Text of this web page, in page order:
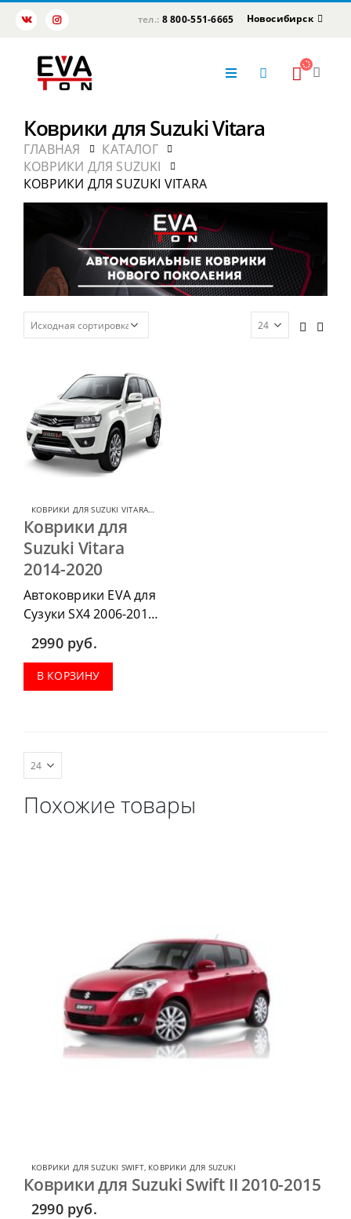
тел.: 8 800-551-6665 Новосибирск
Коврики для Suzuki Vitara
ГЛАВНАЯ
КАТАЛОГ
КОВРИКИ ДЛЯ SUZUKI
КОВРИКИ ДЛЯ SUZUKI VITARA
КОВРИКИ ДЛЯ SUZUKI VITARA
,КОВРИКИ ДЛЯ SUZUKI
Коврики для
Suzuki Vitara
2014-2020
Автоковрики EVA для
Сузуки SX4 2006-2016
можно приобрести в
комплектации:
водительский коврик,
комплект передних,
2990 руб.
В КОРЗИНУ
Похожие товары
КОВРИКИ ДЛЯ SUZUKI SWIFT, КОВРИКИ ДЛЯ SUZUKI
Коврики для Suzuki Swift II 2010-2015
2990 руб.